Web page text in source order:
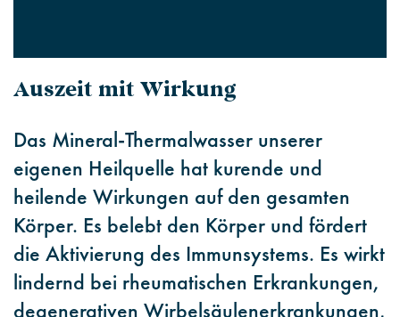
Auszeit mit Wirkung
Das Mineral-Thermalwasser unserer
eigenen Heilquelle hat kurende und
heilende Wirkungen auf den gesamten
Körper. Es belebt den Körper und fördert
die Aktivierung des Immunsystems. Es wirkt
lindernd bei rheumatischen Erkrankungen,
degenerativen Wirbelsäulenerkrankungen,